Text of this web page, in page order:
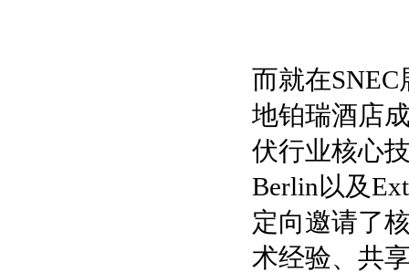
而就在
地铂瑞酒店
伏行业核心
Berlin以及
定向邀请了
术经验、共